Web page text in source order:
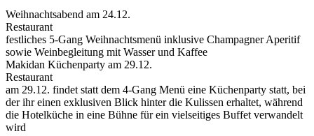
Weihnachtsabend am 24.12.
Restaurant
festliches 5-Gang Weihnachtsmenü inklusive Champagner Aperitif
sowie Weinbegleitung mit Wasser und Kaffee
Makidan Küchenparty am 29.12.
Restaurant
am 29.12. findet statt dem 4-Gang Menü eine Küchenparty statt, bei
der ihr einen exklusiven Blick hinter die Kulissen erhaltet, während
die Hotelküche in eine Bühne für ein vielseitiges Buffet verwandelt
wird